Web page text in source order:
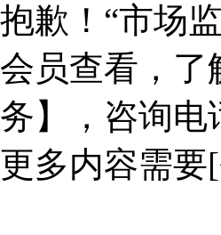
抱歉！“市场
会员查看，了
务】，咨询电
更多内容需要